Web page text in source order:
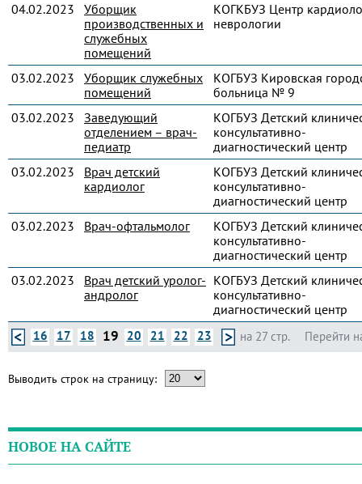
04.02.2023
Уборщик
производственных и
служебных
помещений
КОГКБУЗ Центр
неврологии
03.02.2023
Уборщик служебных
помещений
КОГБУЗ Кировская
больница № 9
03.02.2023
Заведующий
отделением – врач-
педиатр
КОГБУЗ Детский
консультативно-
диагностический центр
03.02.2023
Врач детский
кардиолог
КОГБУЗ Детский
консультативно-
диагностический центр
03.02.2023
Врач-офтальмолог
КОГБУЗ Детский
консультативно-
диагностический центр
03.02.2023
Врач детский уролог-
андролог
КОГБУЗ Детский
консультативно-
диагностический центр
Перейти
16 17 18 19 20 21 22 23 на 27 стр.
Выводить строк на страницу:
НОВОЕ НА САЙТЕ